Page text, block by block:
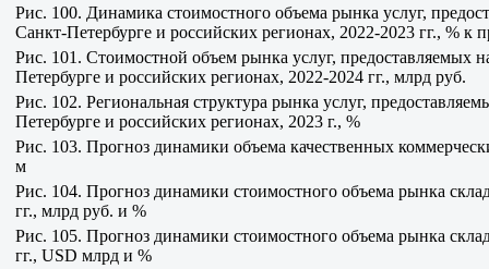
Рис. 100. Динамика стоимостного объема рынка услуг,
Санкт-Петербурге и российских регионах, 2022-2023 гг., % к
Рис. 101. Стоимостной объем рынка услуг, предоставляемых
Петербурге и российских регионах, 2022-2024 гг., млрд руб.
Рис. 102. Региональная структура рынка услуг,
Петербурге и российских регионах, 2023 г., %
Рис. 103. Прогноз динамики объема качественных
м
Рис. 104. Прогноз динамики стоимостного объема рынка
гг., млрд руб. и %
Рис. 105. Прогноз динамики стоимостного объема рынка
гг., USD млрд и %